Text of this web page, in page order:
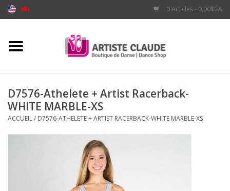
0 Articles - 0,00$CA
Accueil
Vêtements
Souliers
D7576-Athelete + Artist Racerback-
WHITE MARBLE-XS
ACCUEIL/ D7576-ATHELETE + ARTIST RACERBACK-WHITE MARBLE-XS